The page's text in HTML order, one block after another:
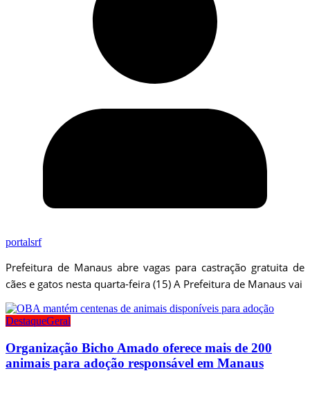
portalsrf
Prefeitura de Manaus abre vagas para castração gratuita de
cães e gatos nesta quarta-feira (15) A Prefeitura de Manaus vai
DestaqueGeral
Organização Bicho Amado oferece mais de 200
animais para adoção responsável em Manaus